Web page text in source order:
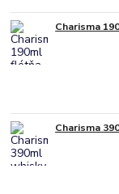
Charisma
Charisma